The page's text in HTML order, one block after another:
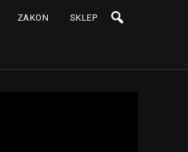
ZAKON SKLEP